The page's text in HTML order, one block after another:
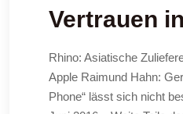
Vertrauen
Rhino: Asiatische
Apple Raimund Hahn:
Phone“ lässt sich nicht